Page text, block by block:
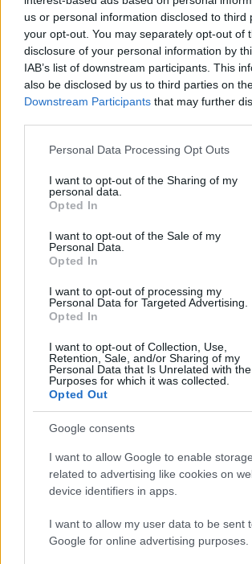
us or personal information disclosed to third
your opt-out. You may separately opt-out of
disclosure of your personal information by
IAB’s list of downstream participants. This
also be disclosed by us to third parties on
Downstream Participants that may further
Please note that this website/app uses one
not limited to your visit or usage behaviour.
grant or deny consent to Google and its
use your data for below specified purposes
consent section.
Personal Data Processing Opt Outs
I want to opt-out of the Sharing of my
personal data.
Opted In
I want to opt-out of the Sale of my
Personal Data.
Opted In
I want to opt-out of processing my
Personal Data for Targeted Advertising.
Opted In
I want to opt-out of Collection, Use,
Retention, Sale, and/or Sharing of my
Personal Data that Is Unrelated with the
Purposes for which it was collected.
Opted Out
Google consents
I want to allow Google to enable storage
related to advertising like cookies on
device identifiers in apps.
I want to allow my user data to be sent
Google for online advertising purposes.
EZEKET IS AJÁNLJUK
FORMA-1
A Hondánál hisznek
teljesen új motorral
Martinnal
FORMA-1
Kimi Räikkönen,
Különös szövetség
Esteban Ocon Aston
„Ahhoz a ponthoz érve már
másodperces hátrányban voltam,
érdemben nem tudtam volna
mindennek ellenére az egész
gyors volt, minden edzésen jól
munkát.”